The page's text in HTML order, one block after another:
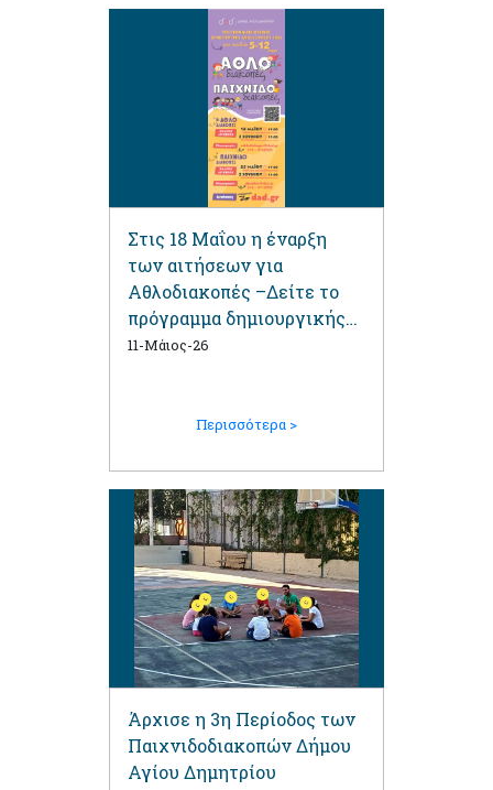
Στις 18 Μαΐου η έναρξη
των αιτήσεων για
Αθλοδιακοπές –Δείτε το
πρόγραμμα δημιουργικής
απασχόλησης και τα
11-Μάιος-26
Περισσότερα >
Άρχισε η 3η Περίοδος των
Παιχνιδοδιακοπών Δήμου
Αγίου Δημητρίου